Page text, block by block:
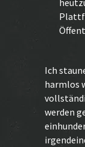
Ich
harmlos
werden